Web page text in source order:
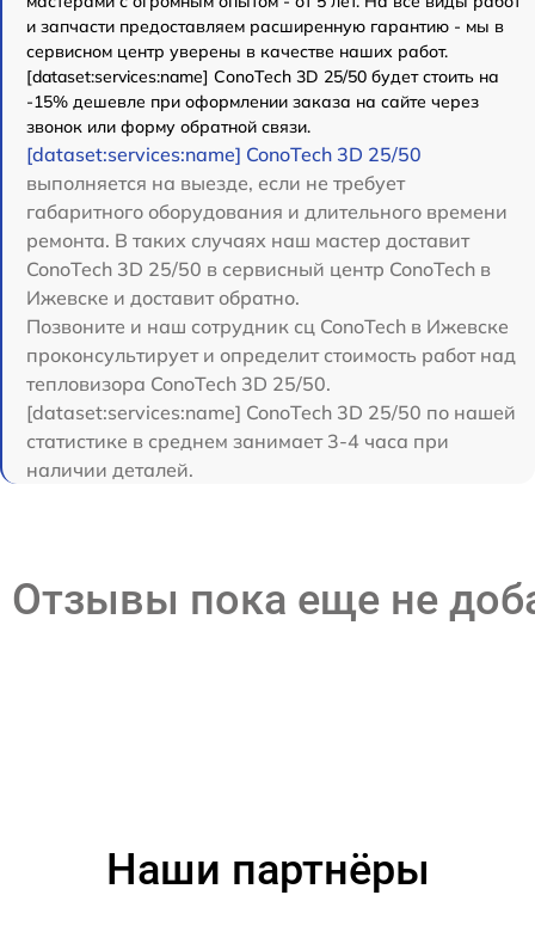
и запчасти предоставляем расширенную гарантию - мы в
сервисном центр уверены в качестве наших работ.
[dataset:services:name] ConoTech 3D 25/50 будет стоить на
-15% дешевле при оформлении заказа на сайте через
звонок или форму обратной связи.
[dataset:services:name] ConoTech 3D 25/50
выполняется на выезде, если не требует
габаритного оборудования и длительного времени
ремонта. В таких случаях наш мастер доставит
ConoTech 3D 25/50 в сервисный центр ConoTech в
Ижевске и доставит обратно.
Позвоните и наш сотрудник сц ConoTech в Ижевске
проконсультирует и определит стоимость работ над
тепловизора ConoTech 3D 25/50.
[dataset:services:name] ConoTech 3D 25/50 по нашей
статистике в среднем занимает 3-4 часа при
наличии деталей.
Отзывы пока еще не
Наши партнёры